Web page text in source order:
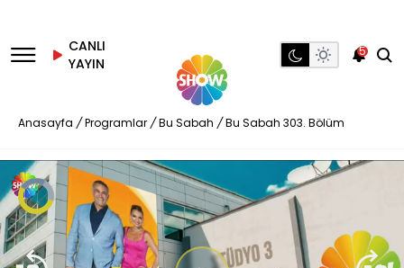
CANLI
YAYIN
5
Anasayfa / Programlar / Bu Sabah / Bu Sabah 303. Bölüm